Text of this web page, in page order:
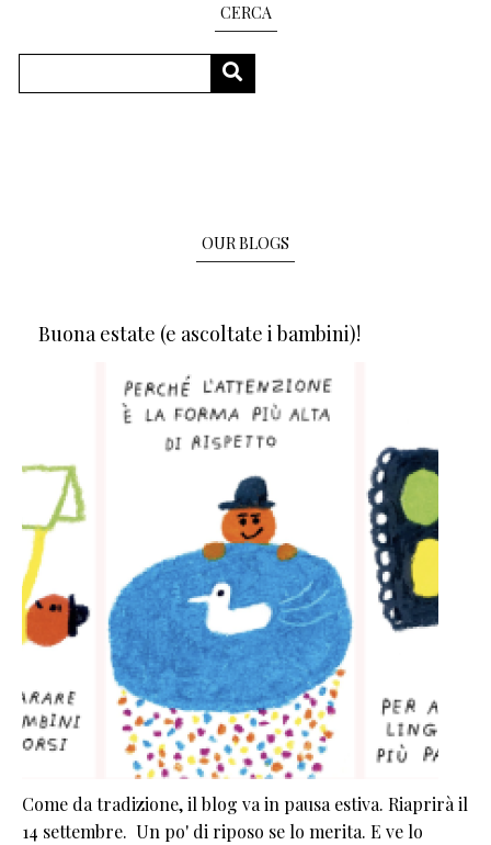
CERCA
SEARCH
OUR BLOGS
Buona estate (e ascoltate i bambini)!
Come da tradizione, il blog va in pausa estiva. Riaprirà il
14 settembre. Un po' di riposo se lo merita. E ve lo